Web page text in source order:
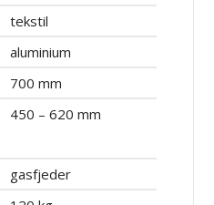
tekstil
aluminium
700 mm
450 – 620 mm
gasfjeder